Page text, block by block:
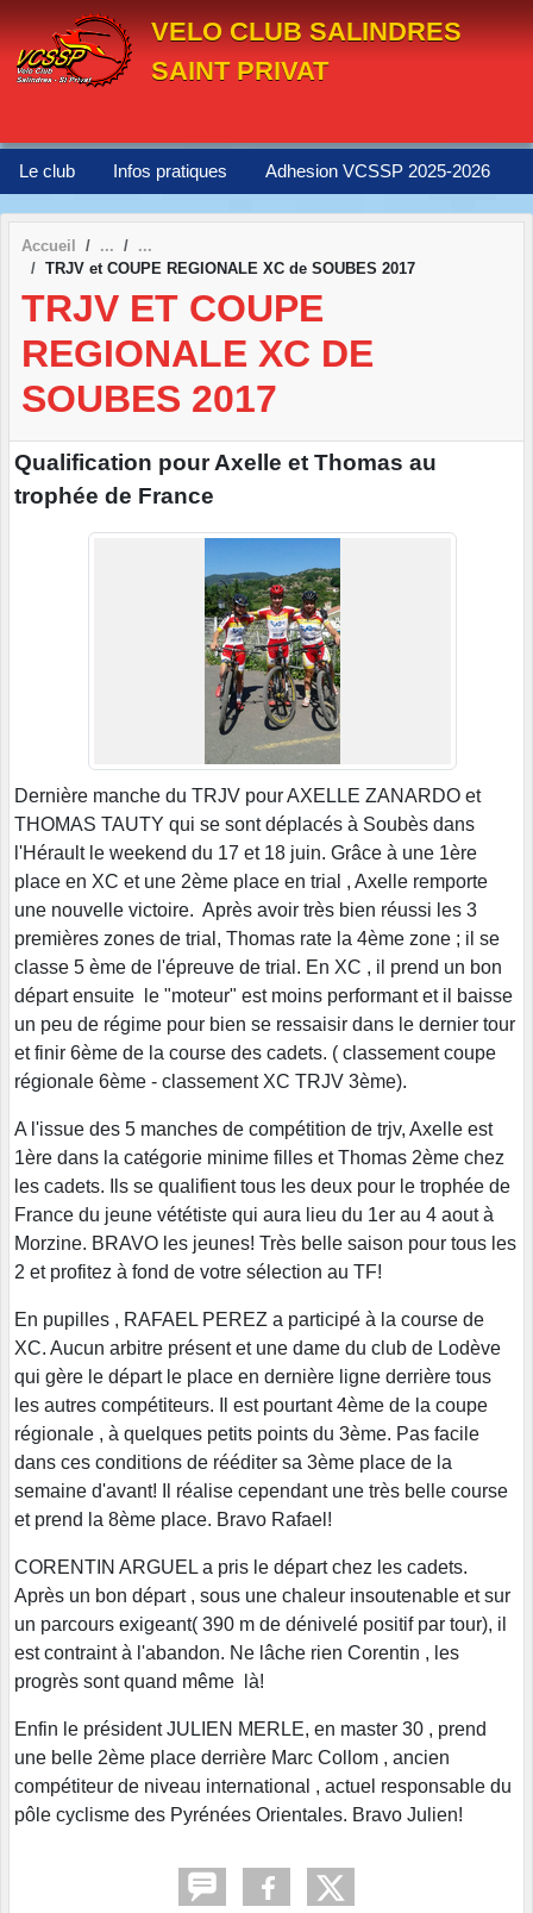
VELO CLUB SALINDRES
SAINT PRIVAT
Le club Infos pratiques Adhesion VCSSP 2025-2026
Accueil
TRJV et COUPE REGIONALE XC de SOUBES 2017
TRJV ET COUPE
REGIONALE XC DE
SOUBES 2017
Qualification pour Axelle et Thomas au
trophée de France
Dernière manche du TRJV pour AXELLE ZANARDO et
THOMAS TAUTY qui se sont déplacés à Soubès dans
l'Hérault le weekend du 17 et 18 juin. Grâce à une 1ère
place en XC et une 2ème place en trial , Axelle remporte
une nouvelle victoire. Après avoir très bien réussi les 3
premières zones de trial, Thomas rate la 4ème zone ; il se
classe 5 ème de l'épreuve de trial. En XC , il prend un bon
départ ensuite le "moteur" est moins performant et il baisse
un peu de régime pour bien se ressaisir dans le dernier tour
et finir 6ème de la course des cadets. ( classement coupe
régionale 6ème - classement XC TRJV 3ème).
A l'issue des 5 manches de compétition de trjv, Axelle est
1ère dans la catégorie minime filles et Thomas 2ème chez
les cadets. Ils se qualifient tous les deux pour le trophée de
France du jeune vététiste qui aura lieu du 1er au 4 aout à
Morzine. BRAVO les jeunes! Très belle saison pour tous les
2 et profitez à fond de votre sélection au TF!
En pupilles , RAFAEL PEREZ a participé à la course de
XC. Aucun arbitre présent et une dame du club de Lodève
qui gère le départ le place en dernière ligne derrière tous
les autres compétiteurs. Il est pourtant 4ème de la coupe
régionale , à quelques petits points du 3ème. Pas facile
dans ces conditions de rééditer sa 3ème place de la
semaine d'avant! Il réalise cependant une très belle course
et prend la 8ème place. Bravo Rafael!
CORENTIN ARGUEL a pris le départ chez les cadets.
Après un bon départ , sous une chaleur insoutenable et sur
un parcours exigeant( 390 m de dénivelé positif par tour), il
est contraint à l'abandon. Ne lâche rien Corentin , les
progrès sont quand même là!
Enfin le président JULIEN MERLE, en master 30 , prend
une belle 2ème place derrière Marc Collom , ancien
compétiteur de niveau international , actuel responsable du
pôle cyclisme des Pyrénées Orientales. Bravo Julien!
Panneau de gestion des cookies